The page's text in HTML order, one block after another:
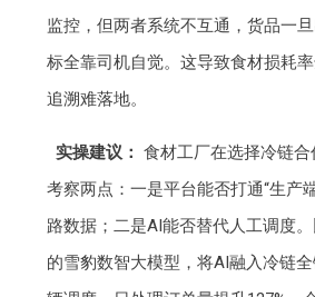
监控，但两者系统不互通，货品一
标全靠司机自觉。这导致食材损耗
追溯难落地。
实操建议： 食材工厂在选择冷链
考察两点：一是平台能否打通“生产
路数据；二是AI能否替代人工调度
的雪豹数智大模型，将AI融入冷链